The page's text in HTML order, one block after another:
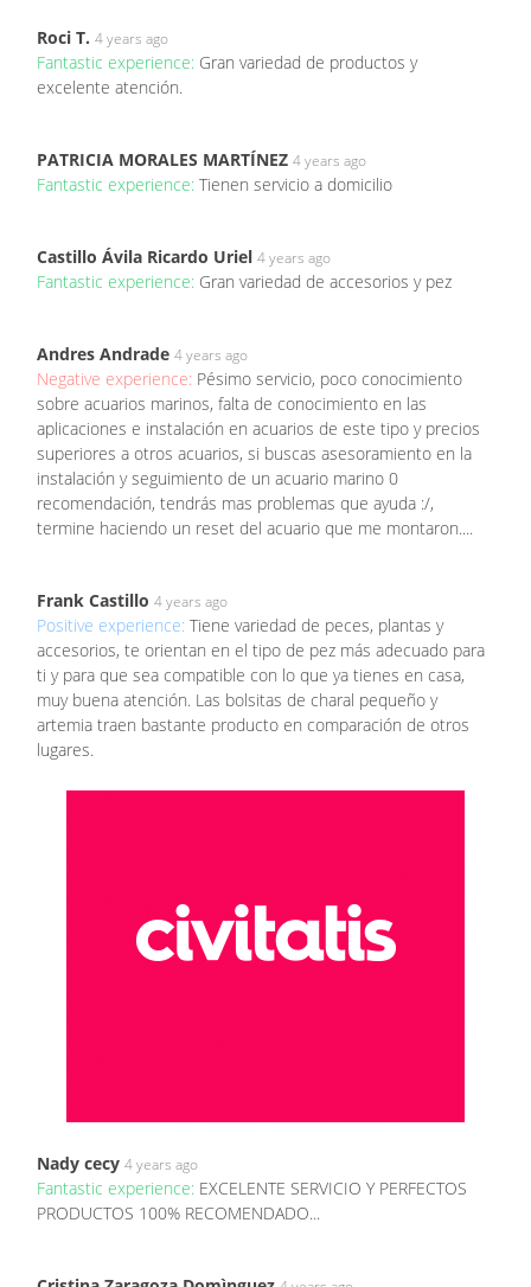
Roci T. 4 years ago
Fantastic experience: Gran variedad de productos y
excelente atención.
PATRICIA MORALES MARTÍNEZ 4 years ago
Fantastic experience: Tienen servicio a domicilio
Castillo Ávila Ricardo Uriel 4 years ago
Fantastic experience: Gran variedad de accesorios y pez
Andres Andrade 4 years ago
Negative experience: Pésimo servicio, poco conocimiento
sobre acuarios marinos, falta de conocimiento en las
aplicaciones e instalación en acuarios de este tipo y precios
superiores a otros acuarios, si buscas asesoramiento en la
instalación y seguimiento de un acuario marino 0
recomendación, tendrás mas problemas que ayuda :/,
termine haciendo un reset del acuario que me montaron....
Frank Castillo 4 years ago
Positive experience: Tiene variedad de peces, plantas y
accesorios, te orientan en el tipo de pez más adecuado para
ti y para que sea compatible con lo que ya tienes en casa,
muy buena atención. Las bolsitas de charal pequeño y
artemia traen bastante producto en comparación de otros
lugares.
Nady cecy 4 years ago
Fantastic experience: EXCELENTE SERVICIO Y PERFECTOS
PRODUCTOS 100% RECOMENDADO...